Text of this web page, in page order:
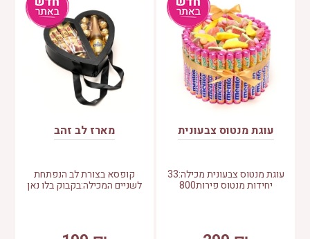
עוגת מנטוס צבעונית
עוגת מנטוס צבעונית מכילה:33
יחידות מנטוס פירות800
מארז לב זהב
קופסא בצורת לב הנפתחת
לשניים המכילה:בקבוק בלו נאן